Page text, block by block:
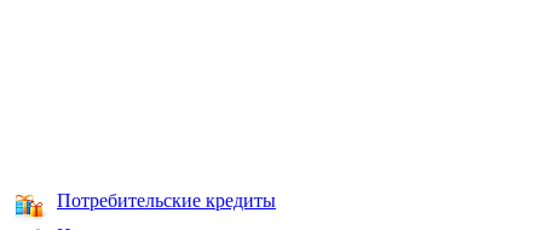
Потребительские кредиты